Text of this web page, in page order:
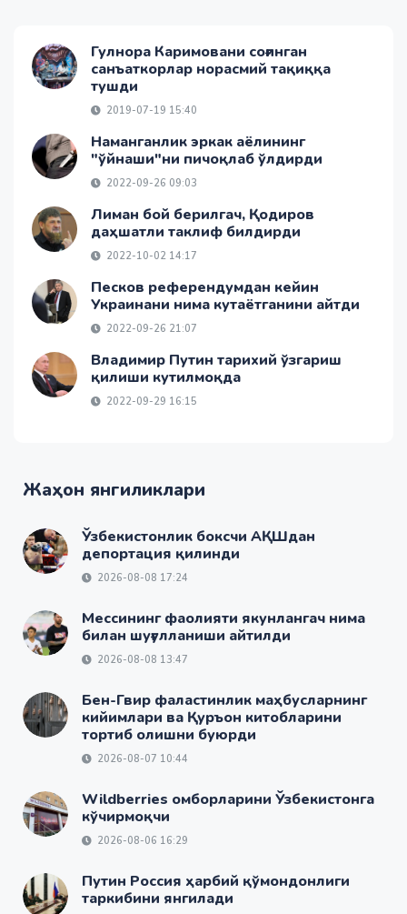
Гулнора Каримовани соғинган
санъаткорлар норасмий тақиққа
тушди
2019-07-19 15:40
Наманганлик эркак аёлининг
"ўйнаши"ни пичоқлаб ўлдирди
2022-09-26 09:03
Лиман бой берилгач, Қодиров
даҳшатли таклиф билдирди
2022-10-02 14:17
Песков референдумдан кейин
Украинани нима кутаётганини айтди
2022-09-26 21:07
Владимир Путин тарихий ўзгариш
қилиши кутилмоқда
2022-09-29 16:15
Жаҳон янгиликлари
Ўзбекистонлик боксчи АҚШдан
депортация қилинди
2026-08-08 17:24
Мессининг фаолияти якунлангач нима
билан шуғулланиши айтилди
2026-08-08 13:47
Бен-Гвир фаластинлик маҳбусларнинг
кийимлари ва Қуръон китобларини
тортиб олишни буюрди
2026-08-07 10:44
Wildberries омборларини Ўзбекистонга
кўчирмоқчи
2026-08-06 16:29
Путин Россия ҳарбий қўмондонлиги
таркибини янгилади